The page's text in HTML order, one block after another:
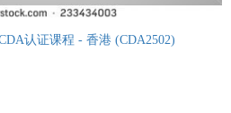
认证课程 - 香港 (CDA2502)